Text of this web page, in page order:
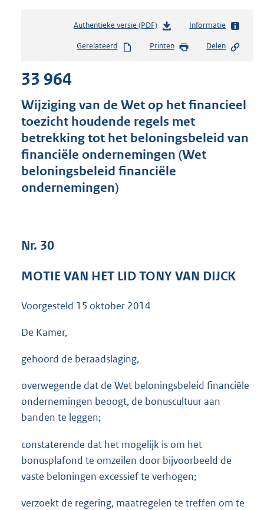
Authentieke versie (PDF)b
s
s
g
r
o
t
Informatie
Gerelateerd Printen Delen
33 964
Wijziging van de Wet op het financieel
toezicht houdende regels met
betrekking tot het beloningsbeleid van
financiële ondernemingen (Wet
beloningsbeleid financiële
ondernemingen)
Nr. 30
MOTIE VAN HET LID TONY VAN DIJCK
Voorgesteld 15 oktober 2014
De Kamer,
gehoord de beraadslaging,
overwegende dat de Wet beloningsbeleid financiële
ondernemingen beoogt, de bonuscultuur aan
banden te leggen;
constaterende dat het mogelijk is om het
bonusplafond te omzeilen door bijvoorbeeld de
vaste beloningen excessief te verhogen;
verzoekt de regering, maatregelen te treffen om te